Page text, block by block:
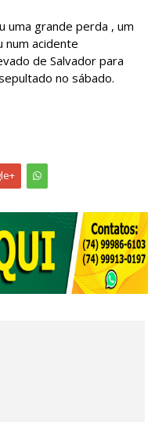
grande perda , um
acidente
de Salvador para
no sábado.